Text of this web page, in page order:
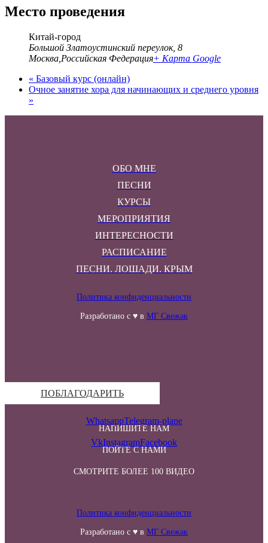
Место проведения
Китай-город
Большой Златоустинский переулок, 8
Москва Российская Федерация+ Карта Google
« Базовый курс (онлайн)
Очное занятие хора для начинающих и среднего уровня
»
ОБО МНЕ
ПЕСНИ
КУРСЫ
МЕРОПРИЯТИЯ
ИНТЕРЕСНОСТИ
РАСПИСАНИЕ
ПЕСНИ. ЛОШАДИ. КРЫМ
Политика конфиденциальности
Разработано с ♥ в МГ Свежак
ПОБЛАГОДАРИТЬ
НАПИШИТЕ НАМ
WhatsappTelegram-plane
ПОЙТЕ С НАМИ
VkInstagramFacebook
СМОТРИТЕ БОЛЕЕ 100 ВИДЕО
Политика конфиденциальности
Разработано с ♥ в МГ Свежак